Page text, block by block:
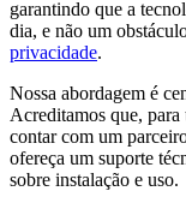
garantindo que a
dia, e não um
privacidade.
Nossa abordagem é
Acreditamos que, para
contar com um
ofereça um suporte
sobre instalação e uso.